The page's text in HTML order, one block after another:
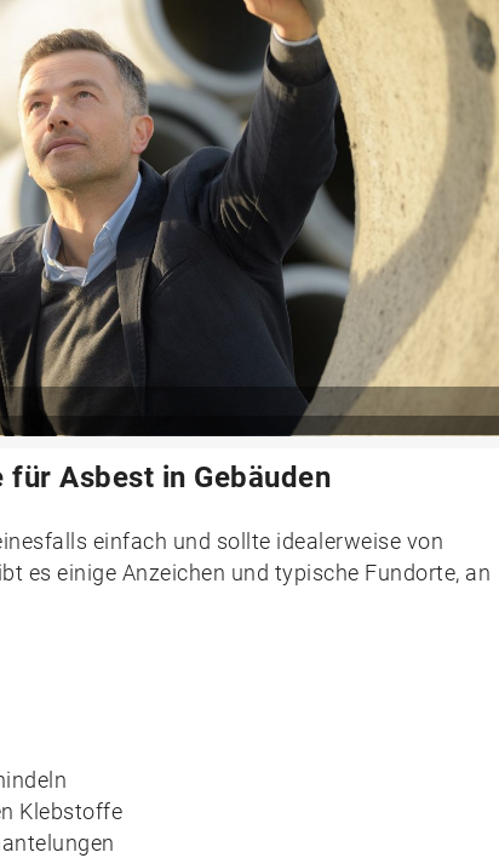
Asbest in Gebäuden
einfach und sollte idealerweise von
es einige Anzeichen und typische Fundorte, an
Klebstoffe